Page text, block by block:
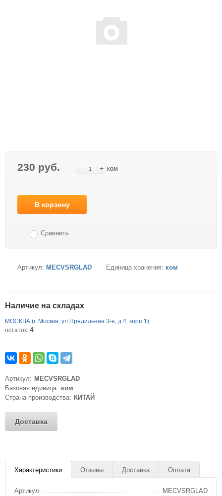
230 руб. - + ком
В корзину
Сравнить
Артикул: MECVSRGLAD Единица хранения: ком
Наличие на складах
МОСКВА (г. Москва, ул.Прядильная 3-я, д.4, корп.1)
остаток: 4
Артикул: MECVSRGLAD
Базовая единица: ком
Страна производства: КИТАЙ
Доставка
Характеристики Отзывы Доставка Оплата
Артикул MECVSRGLAD